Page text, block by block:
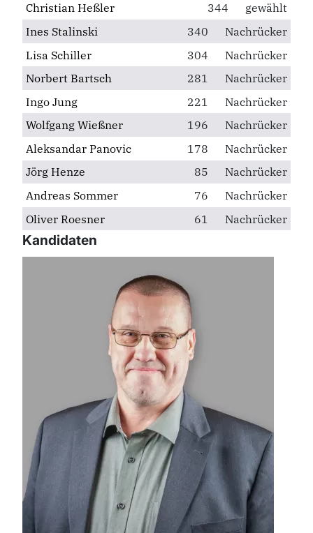
Christian Heßler
344
gewählt
Ines Stalinski
340
Nachrücker
Lisa Schiller
304
Nachrücker
Norbert Bartsch
281
Nachrücker
Ingo Jung
221
Nachrücker
Wolfgang Wießner
196
Nachrücker
Aleksandar Panovic
178
Nachrücker
Jörg Henze
85
Nachrücker
Andreas Sommer
76
Nachrücker
Oliver Roesner
61 Nachrücker
Kandidaten